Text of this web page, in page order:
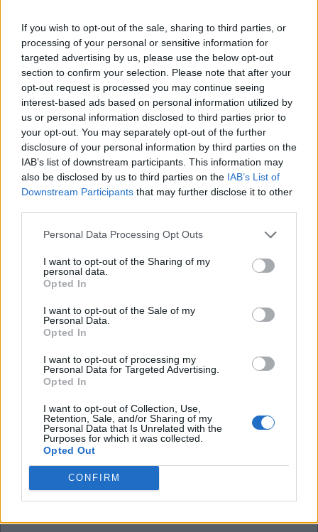
If you wish to opt-out of the sale, sharing to third parties, or
processing of your personal or sensitive information for
targeted advertising by us, please use the below opt-out
section to confirm your selection. Please note that after your
opt-out request is processed you may continue seeing
interest-based ads based on personal information utilized by
us or personal information disclosed to third parties prior to
your opt-out. You may separately opt-out of the further
disclosure of your personal information by third parties on the
IAB’s list of downstream participants. This information may
also be disclosed by us to third parties on the IAB’s List of
Downstream Participants that may further disclose it to other
Personal Data Processing Opt Outs
I want to opt-out of the Sharing of my
personal data.
Opted In
I want to opt-out of the Sale of my
Personal Data.
Opted In
I want to opt-out of processing my
Personal Data for Targeted Advertising.
Opted In
I want to opt-out of Collection, Use,
Retention, Sale, and/or Sharing of my
Personal Data that Is Unrelated with the
Purposes for which it was collected.
Opted Out
CONFIRM
O
U T R
O
A
E
B
S
S D
Gostou muito de alguma coisa:
A
D O R O
U
Marca suíça de relógios requintados:
R
O L E
X
Código de país usado na internet pelo Reino Unido:
Sigla inglesa para o drive em estado sólido
S
D
Interjeição que indica alívio
F
A
D
Seu coletivo é alcateia
O
S